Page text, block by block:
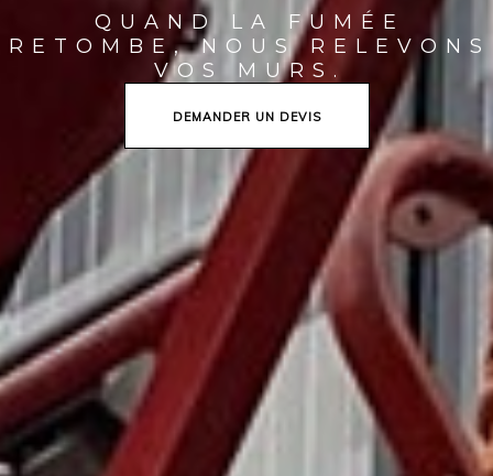
QUAND LA FUMÉE
RETOMBE, NOUS RELEVONS
VOS MURS.
DEMANDER UN DEVIS